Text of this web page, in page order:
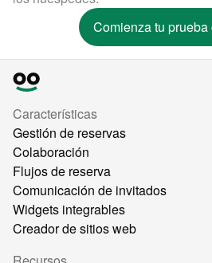
Comienza tu
Características
Gestión de reservas
Colaboración
Flujos de reserva
Comunicación de invitados
Widgets integrables
Creador de sitios web